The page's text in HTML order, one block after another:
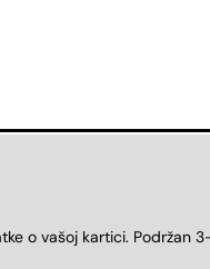
o vašoj kartici. Podržan